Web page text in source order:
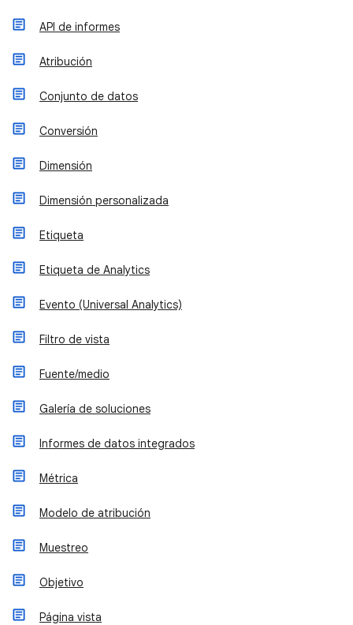
API de informes
Atribución
Conjunto de datos
Conversión
Dimensión
Dimensión personalizada
Etiqueta
Etiqueta de Analytics
Evento (Universal Analytics)
Filtro de vista
Fuente/medio
Galería de soluciones
Informes de datos integrados
Métrica
Modelo de atribución
Muestreo
Objetivo
Página vista